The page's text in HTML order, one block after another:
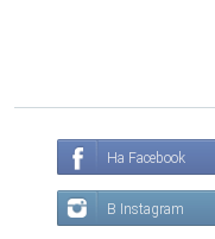
На Facebook
В Instagram